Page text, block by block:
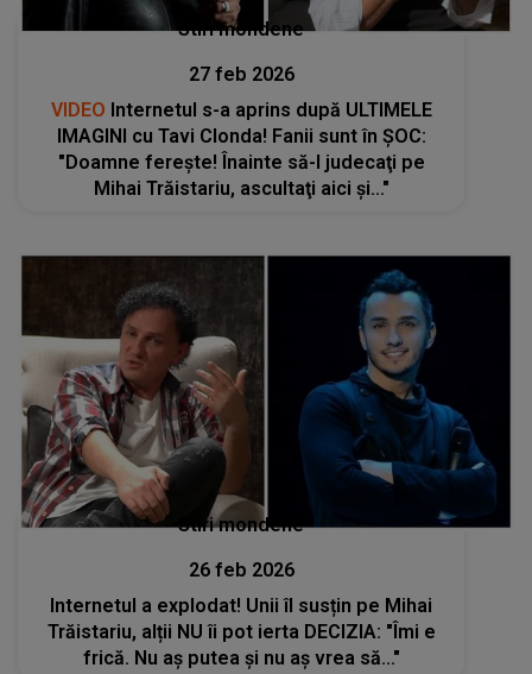
Stiri mondene
27 feb 2026
VIDEO Internetul s-a aprins după ULTIMELE
IMAGINI cu Tavi Clonda! Fanii sunt în ȘOC:
"Doamne fereşte! Înainte să-l judecaţi pe
Mihai Trăistariu, ascultaţi aici şi..."
Stiri mondene
26 feb 2026
Internetul a explodat! Unii îl susțin pe Mihai
Trăistariu, alții NU îi pot ierta DECIZIA: "Îmi e
frică. Nu aș putea și nu aș vrea să..."